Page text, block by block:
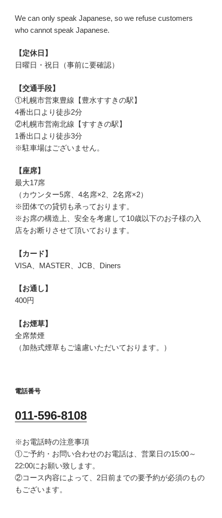
We can only speak Japanese, so we refuse customers
who cannot speak Japanese.
【定休日】
日曜日・祝日（事前に要確認）
【交通手段】
①札幌市営東豊線【豊水すすきの駅】
4番出口より徒歩2分
②札幌市営南北線【すすきの駅】
1番出口より徒歩3分
※駐車場はございません。
【座席】
最大17席
（カウンター5席、4名席×2、2名席×2）
※団体での貸切も承っております。
※お席の構造上、安全を考慮して10歳以下のお子様の入
店をお断りさせて頂いております。
【カード】
VISA、MASTER、JCB、Diners
【お通し】
400円
【お煙草】
全席禁煙
（加熱式煙草もご遠慮いただいております。）
電話番号
011-596-8108
※お電話時の注意事項
①ご予約・お問い合わせのお電話は、営業日の15:00～
22:00にお願い致します。
②コース内容によって、2日前までの要予約が必須のもの
もございます。